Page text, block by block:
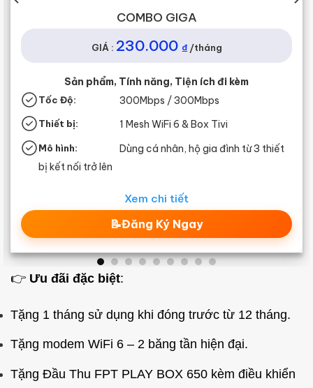
COMBO GIGA
230.000₫/tháng
Sản phẩm, Tính năng, Tiện ích đi kèm
Tốc Độ: Mbps / 300Mbps
Thiết bị: 1 Mesh WiFi 6 & Box Tivi
Mô hình:
Dùng cá nhân, hộ gia đình từ 3 thiết
bị kết nối trở lên
Xem chi tiết
📝Đăng Ký Ngay
👉 Ưu đãi đặc biệt:
Tặng 1 tháng sử dụng khi đóng trước từ 12 tháng.
Tặng modem WiFi 6 – 2 băng tần hiện đại.
Tặng Đầu Thu FPT PLAY BOX 650 kèm điều khiển